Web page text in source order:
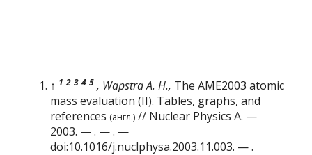
↑ 1 2 3 4 5 , Wapstra A. H., The AME2003 atomic
mass evaluation (II). Tables, graphs, and
references (англ.) // Nuclear Physics A. —
2003. — . — . —
doi:10.1016/j.nuclphysa.2003.11.003. — .